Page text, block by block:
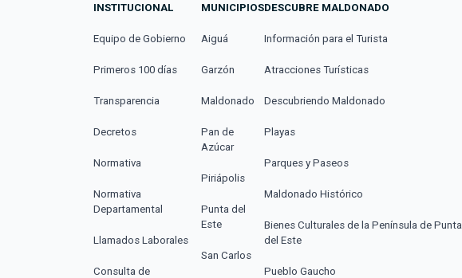
INSTITUCIONAL
Equipo de Gobierno
Primeros 100 días
Transparencia
Decretos
Normativa
Normativa
Departamental
Llamados Laborales
Consulta de
MUNICIPIOS
Aiguá
Garzón
Maldonado
Pan de
Azúcar
Piriápolis
Punta del
Este
San Carlos
DESCUBRE MALDONADO
Información para el Turista
Atracciones Turísticas
Descubriendo Maldonado
Playas
Parques y Paseos
Maldonado Histórico
Bienes Culturales de la Península de Punta
del Este
Pueblo Gaucho